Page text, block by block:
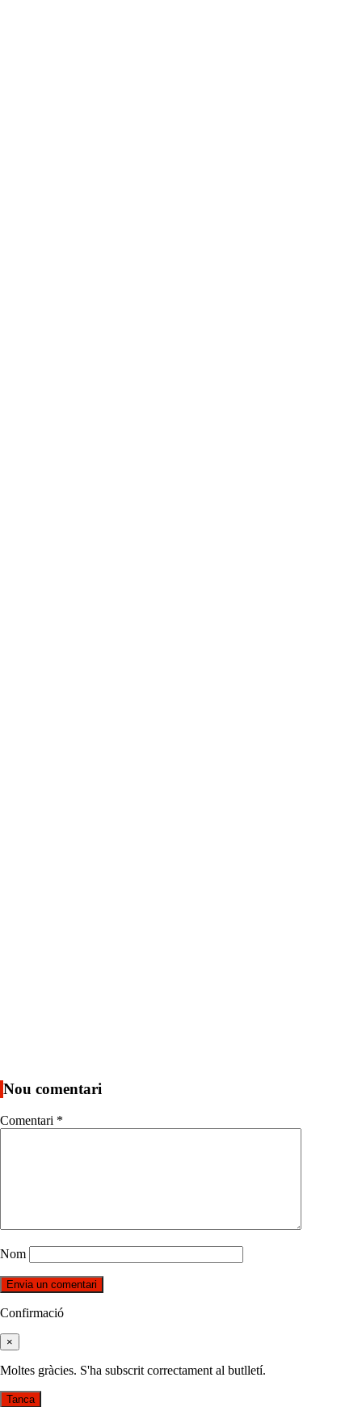
Nou comentari
Comentari *
Nom
Confirmació
×
Moltes gràcies. S'ha subscrit correctament al butlletí.
Tanca